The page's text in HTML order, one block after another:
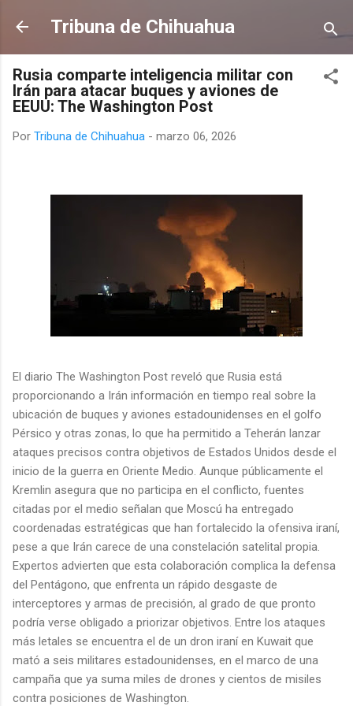
Ir al contenido principal
Tribuna de Chihuahua
Rusia comparte inteligencia militar con
Irán para atacar buques y aviones de
EEUU: The Washington Post
Por Tribuna de Chihuahua - marzo 06, 2026
El diario The Washington Post reveló que Rusia está
proporcionando a Irán información en tiempo real sobre la
ubicación de buques y aviones estadounidenses en el golfo
Pérsico y otras zonas, lo que ha permitido a Teherán lanzar
ataques precisos contra objetivos de Estados Unidos desde el
inicio de la guerra en Oriente Medio. Aunque públicamente el
Kremlin asegura que no participa en el conflicto, fuentes
citadas por el medio señalan que Moscú ha entregado
coordenadas estratégicas que han fortalecido la ofensiva iraní,
pese a que Irán carece de una constelación satelital propia.
Expertos advierten que esta colaboración complica la defensa
del Pentágono, que enfrenta un rápido desgaste de
interceptores y armas de precisión, al grado de que pronto
podría verse obligado a priorizar objetivos. Entre los ataques
más letales se encuentra el de un dron iraní en Kuwait que
mató a seis militares estadounidenses, en el marco de una
campaña que ya suma miles de drones y cientos de misiles
contra posiciones de Washington.